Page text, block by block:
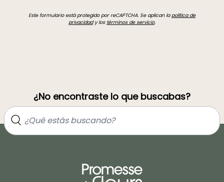
Este formulario está protegido por reCAPTCHA. Se aplican lapolítica de
privacidady los términos de servicio.
¿No encontraste lo que buscabas?